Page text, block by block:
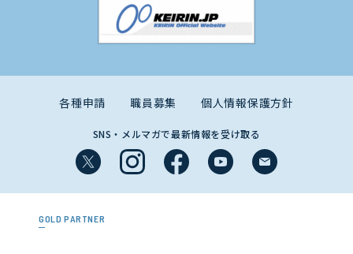
各種申請 職員募集 個人情報保護方針
SNS・メルマガで最新情報を受け取る
GOLD PARTNER